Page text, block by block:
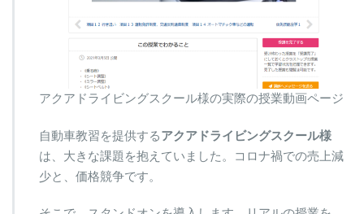
アクアドライビングスクール様の実際の授業動画ページ
自動車教習を提供するアクアドライビングスクール様
は、大きな課題を抱えていました。コロナ禍での売上減
少と、価格競争です。